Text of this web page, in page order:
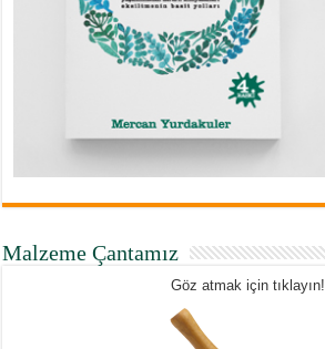
Malzeme Çantamız
Göz atmak için tıklayın!